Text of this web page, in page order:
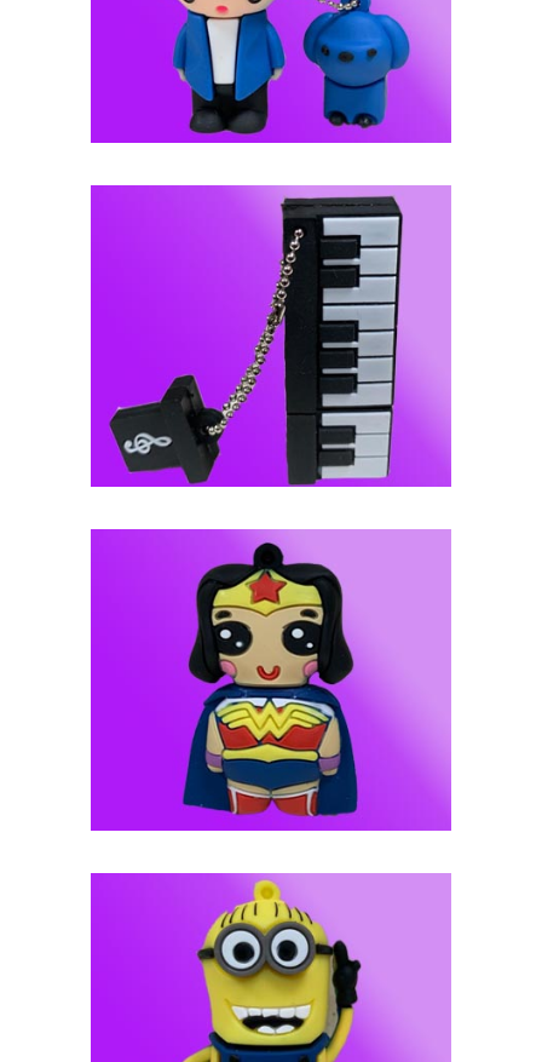
فلش مموری عروسکی -- کد J99
فلش مموری عروسکی -- کد J98
فلش مموری عروسکی -- کد J105